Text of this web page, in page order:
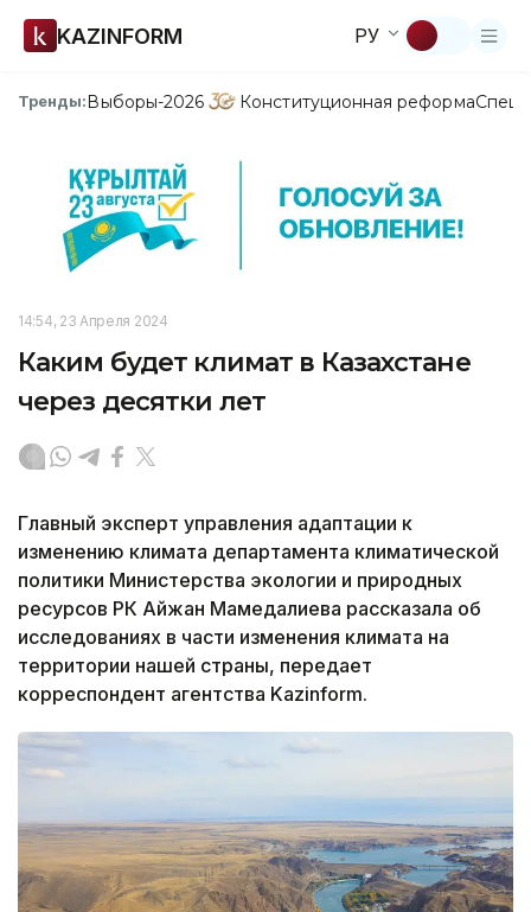
KAZINFORM РУ
Тренды:Выборы-2026 Конституционная реформа
14:54, 23 Апреля 2024
Каким будет климат в Казахстане
через десятки лет
Главный эксперт управления адаптации к
изменению климата департамента климатической
политики Министерства экологии и природных
ресурсов РК Айжан Мамедалиева рассказала об
исследованиях в части изменения климата на
территории нашей страны, передает
корреспондент агентства Kazinform.